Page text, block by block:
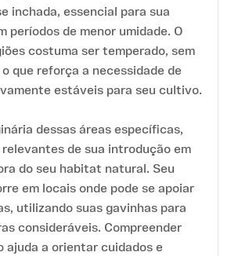
inchada, essencial para sua
períodos de menor umidade. O
costuma ser temperado, sem
que reforça a necessidade de
estáveis para seu cultivo.
dessas áreas específicas,
de sua introdução em
do seu habitat natural. Seu
em locais onde pode se apoiar
utilizando suas gavinhas para
consideráveis. Compreender
ajuda a orientar cuidados e